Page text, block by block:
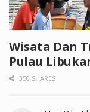
Wisata Dan
Pulau
350 SHARES